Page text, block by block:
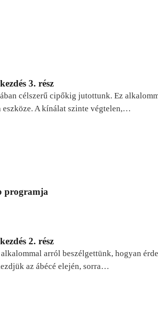
3. rész
célszerű cipőkig jutottunk. Ez
eszköze. A kínálat szinte végtelen,…
programja
2. rész
arról beszélgettünk, hogyan
az ábécé elején, sorra…